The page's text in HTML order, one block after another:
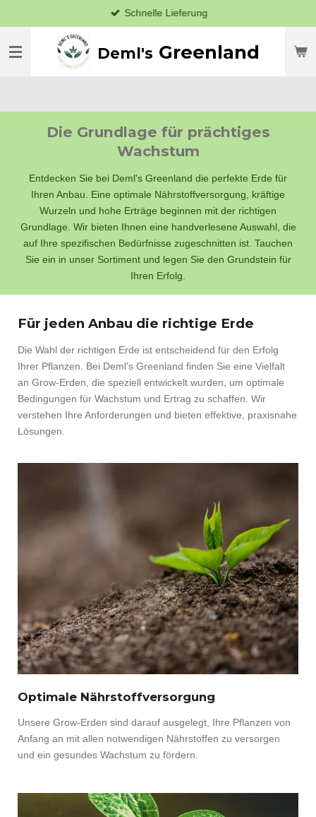
Hauptinhalt
springen
Deml's Greenland
Schnelle Lieferung
Die Grundlage für prächtiges
Wachstum
Entdecken Sie bei Deml's Greenland die perfekte Erde für
Ihren Anbau. Eine optimale Nährstoffversorgung, kräftige
Wurzeln und hohe Erträge beginnen mit der richtigen
Grundlage. Wir bieten Ihnen eine handverlesene Auswahl, die
auf Ihre spezifischen Bedürfnisse zugeschnitten ist. Tauchen
Sie ein in unser Sortiment und legen Sie den Grundstein für
Ihren Erfolg.
Für jeden Anbau die richtige Erde
Die Wahl der richtigen Erde ist entscheidend für den Erfolg
Ihrer Pflanzen. Bei Deml's Greenland finden Sie eine Vielfalt
an Grow-Erden, die speziell entwickelt wurden, um optimale
Bedingungen für Wachstum und Ertrag zu schaffen. Wir
verstehen Ihre Anforderungen und bieten effektive, praxisnahe
Lösungen.
Optimale Nährstoffversorgung
Unsere Grow-Erden sind darauf ausgelegt, Ihre Pflanzen von
Anfang an mit allen notwendigen Nährstoffen zu versorgen
und ein gesundes Wachstum zu fördern.